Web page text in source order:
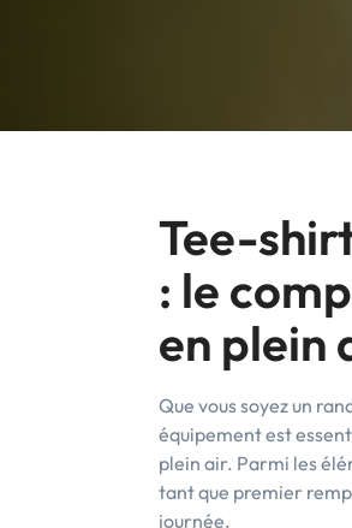
Tee-
: le
en plein
Que vous soyez un
équipement est
plein air. Parmi les
tant que premier
journée.